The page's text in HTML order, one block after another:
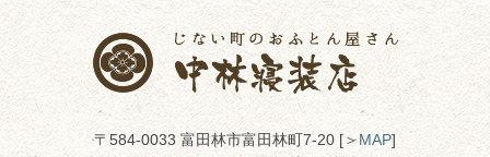
〒584-0033 富田林市富田林町7-20 [＞MAP]